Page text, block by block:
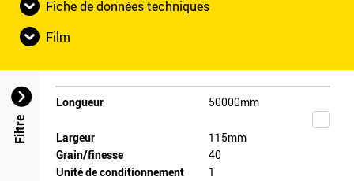
Fiche de données techniques
Film
Filtre
Longueur 50000mm
Largeur
115mm
Grain/finesse
40
Unité de conditionnement
1